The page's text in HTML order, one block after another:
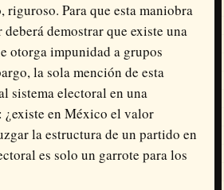
riguroso. Para que esta maniobra
demostrar que existe una
otorga impunidad a grupos
la sola mención de esta
sistema electoral en una
en México el valor
la estructura de un partido en
es solo un garrote para los